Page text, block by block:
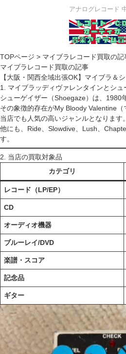
アナログレコード
TOPページ > マイブラレコード買取の記
マイブラレコード買取の記事
【大阪・関西全域出張OK】マイブラ＆
1. マイブラッディヴァレンタインとシ
シューゲイザー（Shoegaze）は、1980
その象徴的存在がMy Bloody Valentine
当店でも人気の高いジャンルとなります。
他にも、Ride、Slowdive、Lush、
す。
2. 当店の買取対象品
カテゴリ
レコード（LP/EP）
CD
オーディオ機器
ブルーレイ/DVD
楽譜・スコア
記念品
ギター